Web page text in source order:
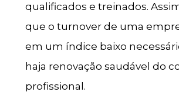
qualificados e treinados.
que o turnover de uma
em um índice baixo
haja renovação saudável do
profissional.